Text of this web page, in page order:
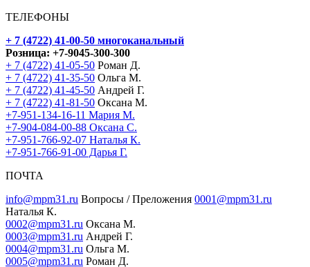
ТЕЛЕФОНЫ
+ 7 (4722) 41-00-50 многоканальный
Розница: +7-9045-300-300
+ 7 (4722) 41-05-50 Роман Д.
+ 7 (4722) 41-35-50 Ольга М.
+ 7 (4722) 41-45-50 Андрей Г.
+ 7 (4722) 41-81-50 Оксана М.
+7-951-134-16-11 Мария М.
+7-904-084-00-88 Оксана С.
+7-951-766-92-07 Наталья К.
+7-951-766-91-00 Дарья Г.
ПОЧТА
info@mpm31.ru Вопросы / Преложения 0001@mpm31.ru
Наталья К.
0002@mpm31.ru Оксана М.
0003@mpm31.ru Андрей Г.
0004@mpm31.ru Ольга М.
0005@mpm31.ru Роман Д.